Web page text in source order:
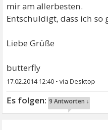
mir am allerbesten.
Entschuldigt, dass ich so
Liebe Grüße
butterfly
17.02.2014 12:40 •
9 Antworten ↓